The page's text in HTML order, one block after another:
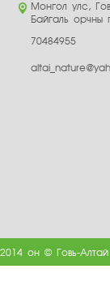
Монгол улс,
Байгаль орчны
70484955
2014 он © Говь-